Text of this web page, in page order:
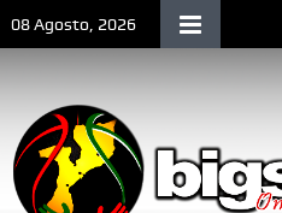
08 Agosto, 2026